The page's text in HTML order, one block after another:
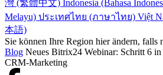
灣 (繁體中文) Indonesia (Bahasa
Melayu) ประเทศไทย (ภาษาไทย) Việt
本語)
Sie können Ihre Region hier ändern, falls
Blog Neues Bitrix24 Webinar: Schritt 6
CRM-Marketing